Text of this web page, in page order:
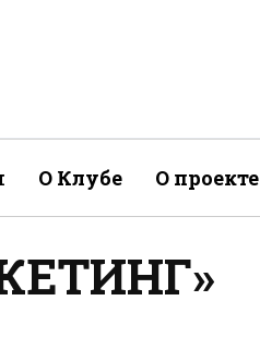
О Клубе О проекте